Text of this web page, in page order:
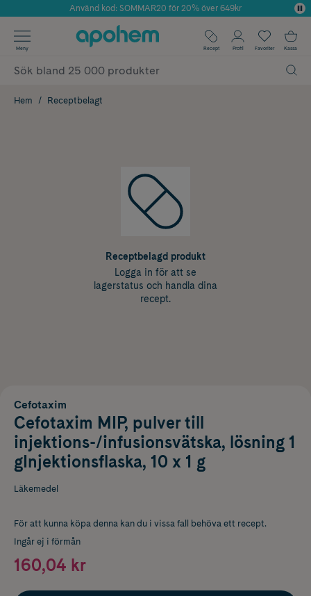
Årets Butik 2025 inom Skönhet
Använd kod: SOMMAR20 för 20% över 649kr
✓ Fri frakt
✓ Poäng på alla köp*
Meny Recept Profil Favoriter Kassa
Hem Receptbelagt
Receptbelagd produkt
Logga in för att se
lagerstatus och handla dina
recept.
Cefotaxim
Cefotaxim MIP, pulver till
injektions-/infusionsvätska, lösning 1
gInjektionsflaska, 10 x 1 g
Läkemedel
För att kunna köpa denna kan du i vissa fall behöva ett recept.
Ingår ej i förmån
160,04 kr